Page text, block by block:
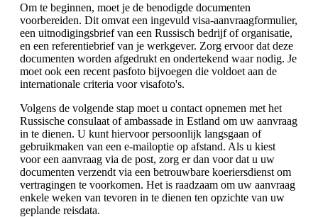
Om te beginnen, moet je de benodigde documenten
voorbereiden. Dit omvat een ingevuld visa-aanvraagformulier,
een uitnodigingsbrief van een Russisch bedrijf of organisatie,
en een referentiebrief van je werkgever. Zorg ervoor dat deze
documenten worden afgedrukt en ondertekend waar nodig. Je
moet ook een recent pasfoto bijvoegen die voldoet aan de
internationale criteria voor visafoto's.
Volgens de volgende stap moet u contact opnemen met het
Russische consulaat of ambassade in Estland om uw aanvraag
in te dienen. U kunt hiervoor persoonlijk langsgaan of
gebruikmaken van een e-mailoptie op afstand. Als u kiest
voor een aanvraag via de post, zorg er dan voor dat u uw
documenten verzendt via een betrouwbare koeriersdienst om
vertragingen te voorkomen. Het is raadzaam om uw aanvraag
enkele weken van tevoren in te dienen ten opzichte van uw
geplande reisdata.